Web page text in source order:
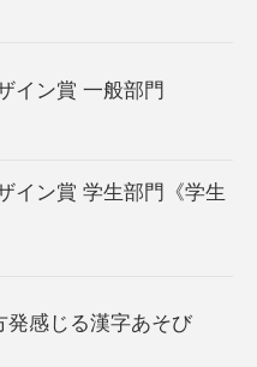
イン賞 一般部門
イン賞 学生部門《学生
発感じる漢字あそび